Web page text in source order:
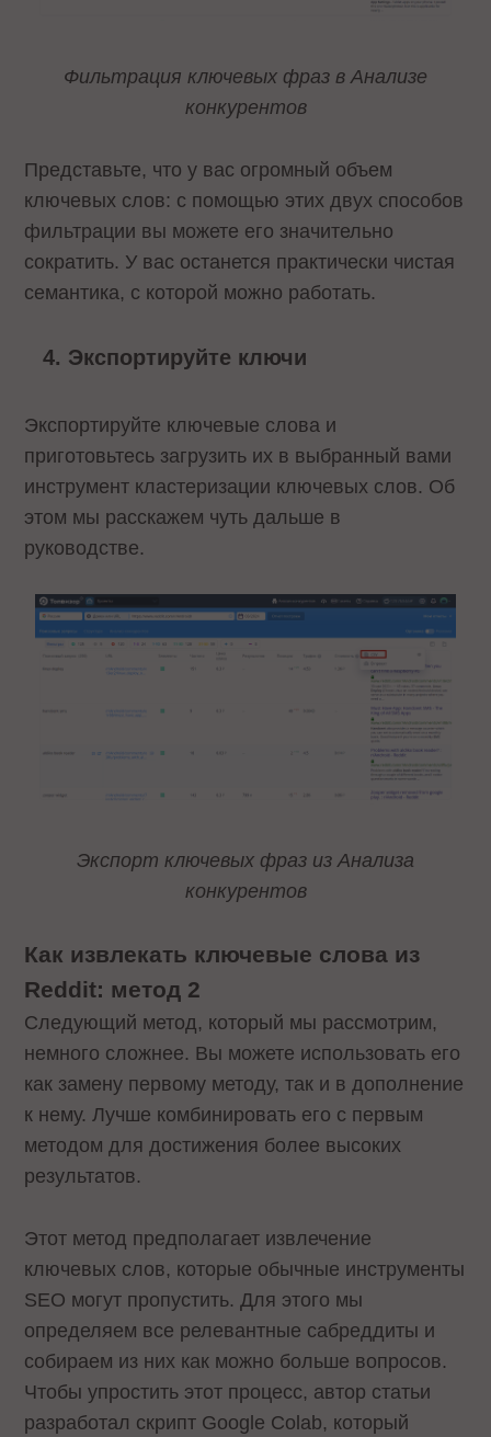
Фильтрация ключевых фраз в Анализе
конкурентов
Представьте, что у вас огромный объем
ключевых слов: с помощью этих двух способов
фильтрации вы можете его значительно
сократить. У вас останется практически чистая
семантика, с которой можно работать.
Экспортируйте ключи
Экспортируйте ключевые слова и
приготовьтесь загрузить их в выбранный вами
инструмент кластеризации ключевых слов. Об
этом мы расскажем чуть дальше в
руководстве.
Экспорт ключевых фраз из Анализа
конкурентов
Как извлекать ключевые слова из
Reddit: метод 2
Следующий метод, который мы рассмотрим,
немного сложнее. Вы можете использовать его
как замену первому методу, так и в дополнение
к нему. Лучше комбинировать его с первым
методом для достижения более высоких
результатов.
Этот метод предполагает извлечение
ключевых слов, которые обычные инструменты
SEO могут пропустить. Для этого мы
определяем все релевантные сабреддиты и
собираем из них как можно больше вопросов.
Чтобы упростить этот процесс, автор статьи
разработал скрипт Google Colab, который